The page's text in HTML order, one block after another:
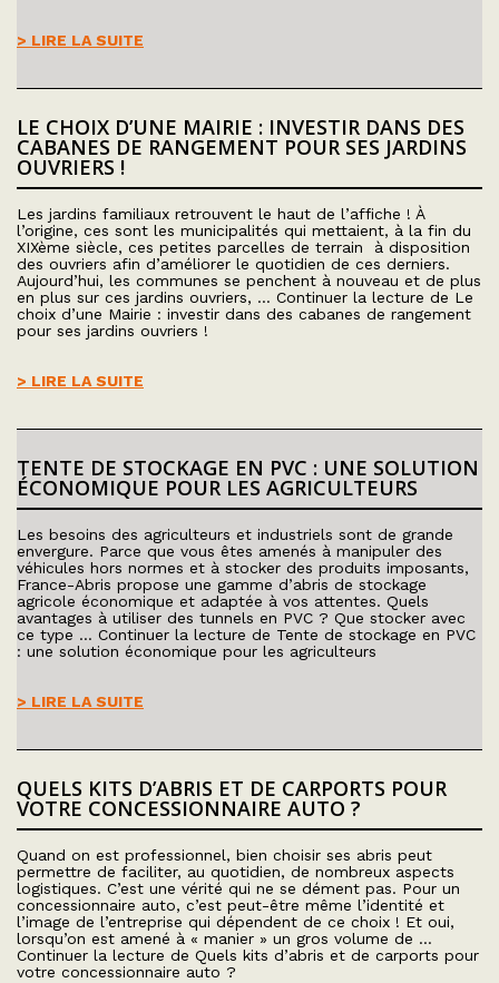
> LIRE LA SUITE
LE CHOIX D’UNE MAIRIE : INVESTIR DANS DES
CABANES DE RANGEMENT POUR SES JARDINS
OUVRIERS !
Les jardins familiaux retrouvent le haut de l’affiche ! À
l’origine, ces sont les municipalités qui mettaient, à la fin du
XIXème siècle, ces petites parcelles de terrain à disposition
des ouvriers afin d’améliorer le quotidien de ces derniers.
Aujourd’hui, les communes se penchent à nouveau et de plus
en plus sur ces jardins ouvriers, … Continuer la lecture de Le
choix d’une Mairie : investir dans des cabanes de rangement
pour ses jardins ouvriers !
> LIRE LA SUITE
TENTE DE STOCKAGE EN PVC : UNE SOLUTION
ÉCONOMIQUE POUR LES AGRICULTEURS
Les besoins des agriculteurs et industriels sont de grande
envergure. Parce que vous êtes amenés à manipuler des
véhicules hors normes et à stocker des produits imposants,
France-Abris propose une gamme d’abris de stockage
agricole économique et adaptée à vos attentes. Quels
avantages à utiliser des tunnels en PVC ? Que stocker avec
ce type … Continuer la lecture de Tente de stockage en PVC
: une solution économique pour les agriculteurs
> LIRE LA SUITE
QUELS KITS D’ABRIS ET DE CARPORTS POUR
VOTRE CONCESSIONNAIRE AUTO ?
Quand on est professionnel, bien choisir ses abris peut
permettre de faciliter, au quotidien, de nombreux aspects
logistiques. C’est une vérité qui ne se dément pas. Pour un
concessionnaire auto, c’est peut-être même l’identité et
l’image de l’entreprise qui dépendent de ce choix ! Et oui,
lorsqu’on est amené à « manier » un gros volume de …
Continuer la lecture de Quels kits d’abris et de carports pour
votre concessionnaire auto ?